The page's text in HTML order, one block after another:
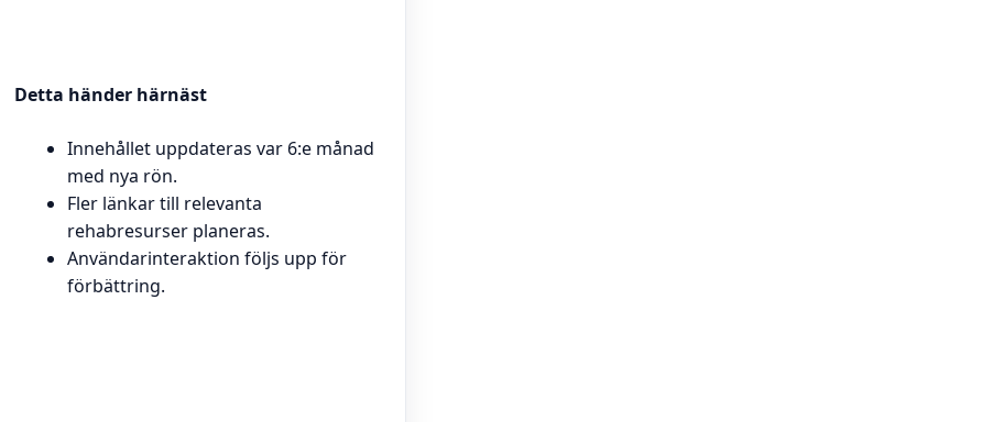
Detta händer härnäst
Innehållet uppdateras var 6:e månad
med nya rön.
Fler länkar till relevanta
rehabresurser planeras.
Användarinteraktion följs upp för
förbättring.